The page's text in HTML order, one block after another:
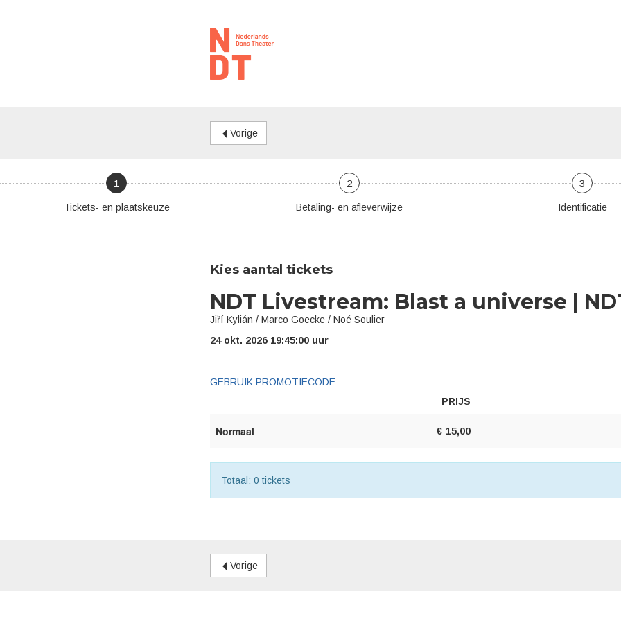
Vorige
1
Tickets- en plaatskeuze
2
Betaling- en afleverwijze
3
Identificatie
Kies aantal tickets
NDT Livestream: Blast a universe |
Jiří Kylián / Marco Goecke / Noé Soulier
24 okt. 2026 19:45:00 uur
PRIJS
Normaal € 15,00
GEBRUIK PROMOTIECODE
Totaal: 0 tickets
Vorige